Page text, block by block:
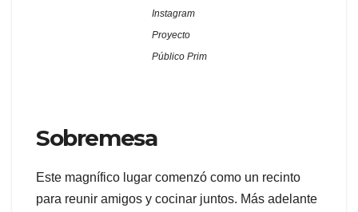
Instagram
Proyecto
Público Prim
Sobremesa
Este magnífico lugar comenzó como un recinto
para reunir amigos y cocinar juntos. Más adelante